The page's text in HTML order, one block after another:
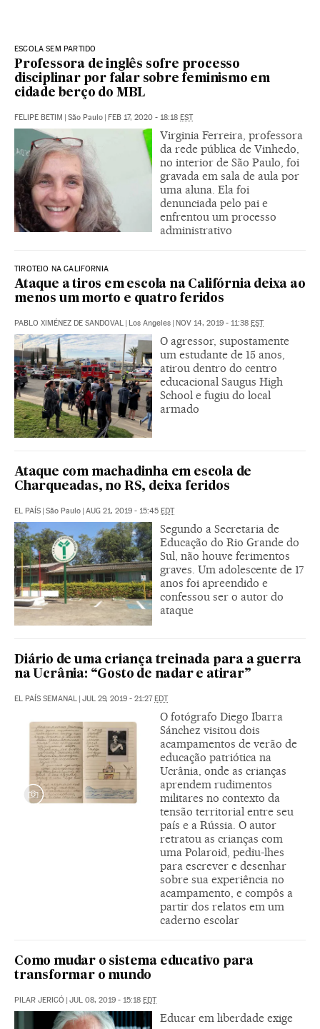
ESCOLA SEM PARTIDO
Professora de inglês sofre processo
disciplinar por falar sobre feminismo em
cidade berço do MBL
FELIPE BETIM São Paulo FEB 17, 2020 - 18:18 EST
Virginia Ferreira, professora
da rede pública de Vinhedo,
no interior de São Paulo, foi
gravada em sala de aula por
uma aluna. Ela foi
denunciada pelo pai e
enfrentou um processo
administrativo
TIROTEIO NA CALIFORNIA
Ataque a tiros em escola na Califórnia deixa ao
menos um morto e quatro feridos
PABLO XIMÉNEZ DE SANDOVAL Los Angeles NOV 14, 2019 - 11:38 EST
O agressor, supostamente
um estudante de 15 anos,
atirou dentro do centro
educacional Saugus High
School e fugiu do local
armado
Ataque com machadinha em escola de
Charqueadas, no RS, deixa feridos
EL PAÍS São Paulo AUG 21, 2019 - 15:45 EDT
Segundo a Secretaria de
Educação do Rio Grande do
Sul, não houve ferimentos
graves. Um adolescente de 17
anos foi apreendido e
confessou ser o autor do
ataque
Diário de uma criança treinada para a guerra
na Ucrânia: “Gosto de nadar e atirar”
EL PAÍS SEMANAL JUL 29, 2019 - 21:27 EDT
O fotógrafo Diego Ibarra
Sánchez visitou dois
acampamentos de verão de
educação patriótica na
Ucrânia, onde as crianças
aprendem rudimentos
militares no contexto da
tensão territorial entre seu
país e a Rússia. O autor
retratou as crianças com
uma Polaroid, pediu-lhes
para escrever e desenhar
sobre sua experiência no
acampamento, e compôs a
partir dos relatos em um
caderno escolar
Como mudar o sistema educativo para
transformar o mundo
PILAR JERICÓ JUL 08, 2019 - 15:18 EDT
Educar em liberdade exige